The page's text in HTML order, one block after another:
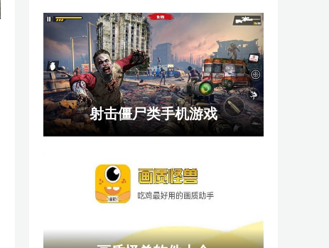
射击僵尸类手机游戏